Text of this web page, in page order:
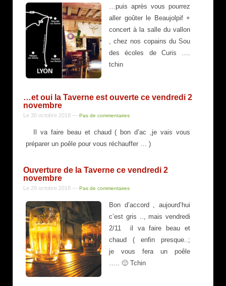
…puis après vous pourrez
aller goûter le Beaujolpif +
concert à la salle du vallon
, chez nos copains du Sou
des écoles de Curis ….
tchin
…et oui la Taverne est ouverte ce vendredi 2
novembre
Le 30 octobre 2018 — Pas de commentaires
Il va faire beau et chaud ( bon d’ac ,je vais vous
préparer un poêle pour vous réchauffer … )
Ouverture de la Taverne ce vendredi 2
novembre
Le 29 octobre 2018 — Pas de commentaires
Bon d’accord , aujourd’hui
c’est gris .., mais vendredi
2/11 il va faire beau et
chaud ( enfin presque..;
je vous fera un poêle
….. 🙂 Tchin